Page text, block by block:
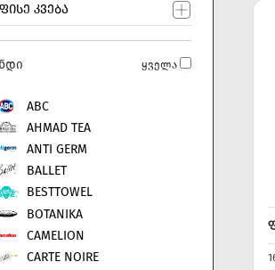
ᲙᲕᲔᲑᲐ
ყველა
ABC
AHMAD TEA
ANTI GERM
BALLET
BESTTOWEL
BOTANIKA
CAMELION
CARTE NOIRE